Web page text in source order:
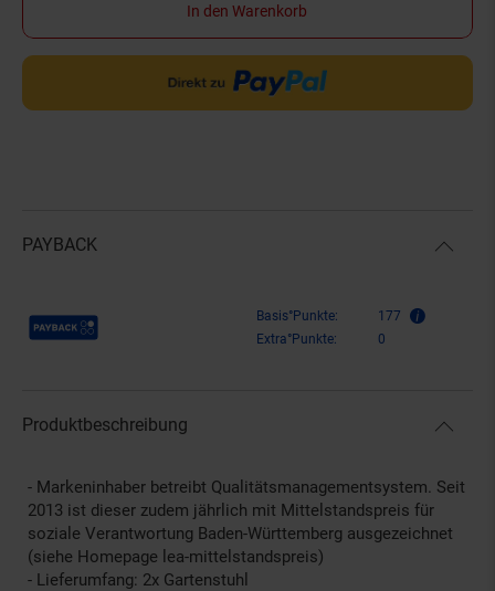
In den Warenkorb
PAYBACK
Payback Punkte Basis°Punkte:
177
Extra°Punkte:
0
Produktbeschreibung
- Markeninhaber betreibt Qualitätsmanagementsystem. Seit
2013 ist dieser zudem jährlich mit Mittelstandspreis für
soziale Verantwortung Baden-Württemberg ausgezeichnet
(siehe Homepage lea-mittelstandspreis)
- Lieferumfang: 2x Gartenstuhl